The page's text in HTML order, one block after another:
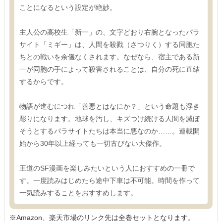
ことになるという設定が絶妙。
主人公の高校生「新一」の、文字どおり右腕となったパラ
サイト「ミギー」は、人間を殺戮（さつりく）する同胞た
ちとの戦いを余儀なくされます。なぜなら、宿主である新
一が同胞の手によって殺害されることは、自分の死に直結
するからです。
物語が進むにつれ「善悪とはなにか？」という命題も浮き
彫りになります。地球を汚し、キズつけ続ける人間を滅ぼ
そうとするパラサイトたちは本当に悪なのか……。連載開
始から30年以上経っても一切古びない大傑作。
王道のSF漫画を楽しみたいという人におすすめの一冊で
す。一度読みはじめたら途中下車は不可能。時間を作って
一気読みすることをおすすめします。
※Amazon、楽天市場のリンク先は全巻セットとなります。